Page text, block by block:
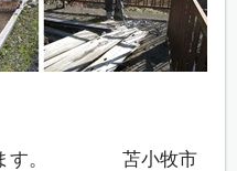
します。 苫小牧市